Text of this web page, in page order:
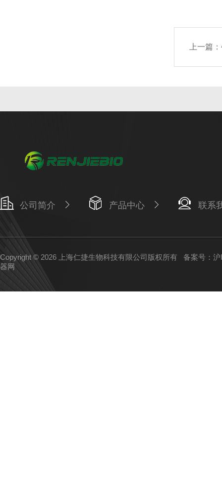
上一篇：
公司简介 产品中心 联系
Copyright © 2026 上海仁捷生物科技有限公司版权所有 备案号：
器网